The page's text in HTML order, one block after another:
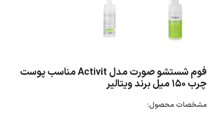
فوم شستشو صورت مدل Activit مناسب پوست
چرب ۱۵۰ میل برند ویتالیر
مشخصات محصول: